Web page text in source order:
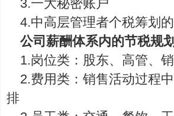
3.一大秘密账户
4.中高层管理者个税筹划
公司薪酬体系内的节税规
1.岗位类：股东、高管、
2.费用类：销售活动过程
排